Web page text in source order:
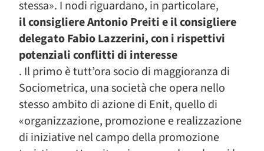
stessa». I nodi riguardano, in particolare,
il consigliere Antonio Preiti e il consigliere
delegato Fabio Lazzerini, con i rispettivi
potenziali conflitti di interesse
. Il primo è tutt’ora socio di maggioranza di
Sociometrica, una società che opera nello
stesso ambito di azione di Enit, quello di
«organizzazione, promozione e realizzazione
di iniziative nel campo della promozione